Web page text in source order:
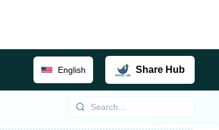
English Share Hub